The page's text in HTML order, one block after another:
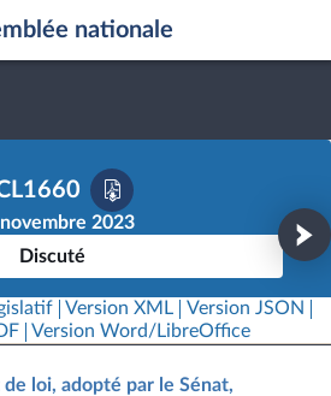
nationale
2023
Discuté
Version XML
Version JSON
Version Word/LibreOffice
de loi, adopté par le Sénat,